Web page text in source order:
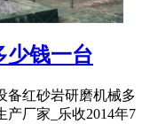
少钱一台
备红砂岩研磨机械多
厂家_乐收2014年7